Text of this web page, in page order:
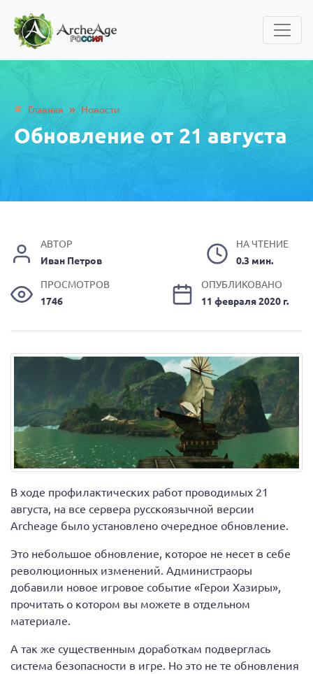
Главная » Новости
Обновление от 21 августа
АВТОР
Иван Петров
НА ЧТЕНИЕ
0.3 мин.
ПРОСМОТРОВ
1746
ОПУБЛИКОВАНО
11 февраля 2020 г.
В ходе профилактических работ проводимых 21
августа, на все сервера русскоязычной версии
Archeage было установлено очередное обновление.
Это небольшое обновление, которое не несет в себе
революционных изменений. Администраоры
добавили новое игровое событие «Герои Хазиры»,
прочитать о котором вы можете в отдельном
материале.
А так же существенным доработкам подверглась
система безопасности в игре. Но это не те обновления